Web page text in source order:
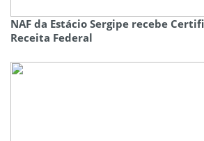
NAF da Estácio Sergipe recebe
Receita Federal